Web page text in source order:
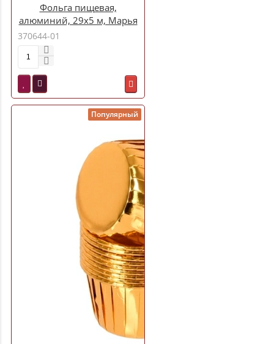
Фольга пищевая,
алюминий, 29х5 м, Марья
Искусница (279292)
370644-01
Популярный